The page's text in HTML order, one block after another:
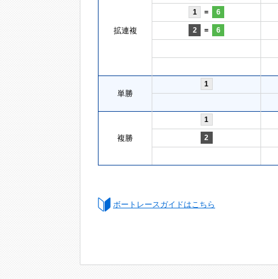
拡連複
1 = 6
2 = 6
単勝
1
複勝
1
2
ボートレースガイドはこちら